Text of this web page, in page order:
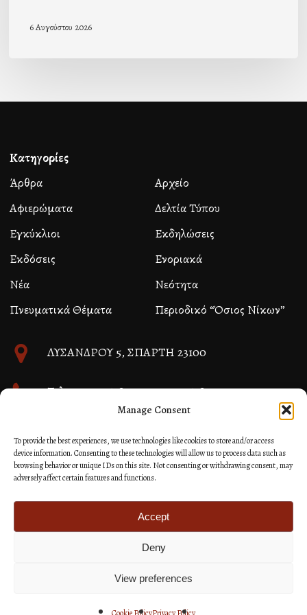
Manage Consent
To provide the best experiences, we use technologies like cookies to store and/or access
device information. Consenting to these technologies will allow us to process data such as
browsing behavior or unique IDs on this site. Not consenting or withdrawing consent, may
adversely affect certain features and functions.
Accept
Deny
View preferences
6 Αυγούστου 2026
Κατηγορίες
Άρθρα
Αρχείο
Αφιερώματα
Δελτία Τύπου
Εγκύκλιοι
Εκδηλώσεις
Εκδόσεις
Ενοριακά
Νέα
Νεότητα
Πνευματικά Θέματα
Περιοδικό “Όσιος Νίκων”
ΛΥΣΑΝΔΡΟΥ 5, ΣΠΑΡΤΗ 23100
Τηλ. 27310 26580 και 27310 26581
Κατασκευή Ιστοσελίδων Site as you GO: Falcon από
Hellenic Technologies